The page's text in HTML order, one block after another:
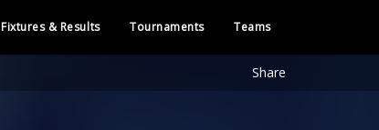
Fixtures & Results Tournaments Teams
Share